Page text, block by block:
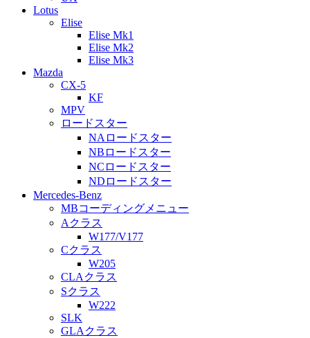
Lotus
Elise
Elise Mk1
Elise Mk2
Elise Mk3
Mazda
CX-5
KF
MPV
ロードスター
NAロードスター
NBロードスター
NCロードスター
NDロードスター
Mercedes-Benz
MBコーディングメニュー
Aクラス
W177/V177
Cクラス
W205
CLAクラス
Sクラス
W222
SLK
GLAクラス